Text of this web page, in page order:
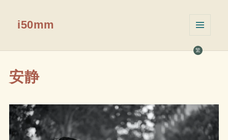
繁
i50mm
挂件
安静